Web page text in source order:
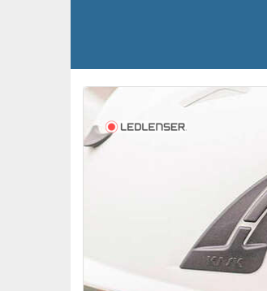
ÉVÈNEMENTS / REPORTAGES
LOISIRS CRÉATIFS / DIY